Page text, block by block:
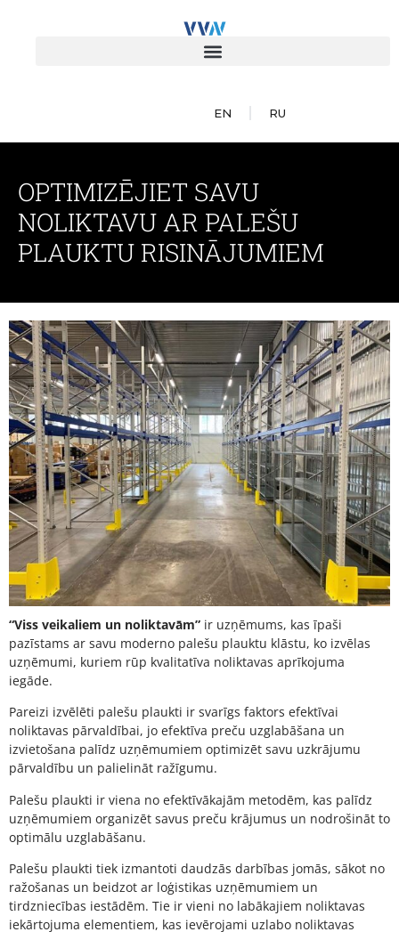
EN RU
OPTIMIZĒJIET SAVU
NOLIKTAVU AR PALEŠU
PLAUKTU RISINĀJUMIEM
“Viss veikaliem un noliktavām” ir uzņēmums, kas īpaši
pazīstams ar savu moderno palešu plauktu klāstu, ko izvēlas
uzņēmumi, kuriem rūp kvalitatīva noliktavas aprīkojuma
iegāde.
Pareizi izvēlēti palešu plaukti ir svarīgs faktors efektīvai
noliktavas pārvaldībai, jo efektīva preču uzglabāšana un
izvietošana palīdz uzņēmumiem optimizēt savu uzkrājumu
pārvaldību un palielināt ražīgumu.
Palešu plaukti ir viena no efektīvākajām metodēm, kas palīdz
uzņēmumiem organizēt savus preču krājumus un nodrošināt to
optimālu uzglabāšanu.
Palešu plaukti tiek izmantoti daudzās darbības jomās, sākot no
ražošanas un beidzot ar loģistikas uzņēmumiem un
tirdzniecības iestādēm. Tie ir vieni no labākajiem noliktavas
iekārtojuma elementiem, kas ievērojami uzlabo noliktavas